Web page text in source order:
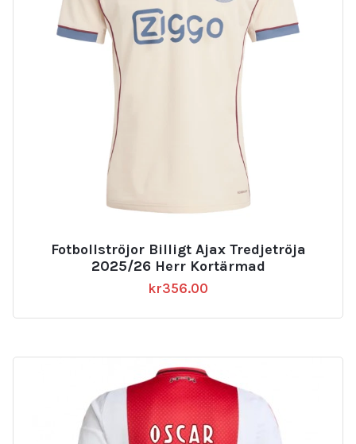
Fotbollströjor Billigt Ajax Tredjetröja
2025/26 Herr Kortärmad
kr356.00